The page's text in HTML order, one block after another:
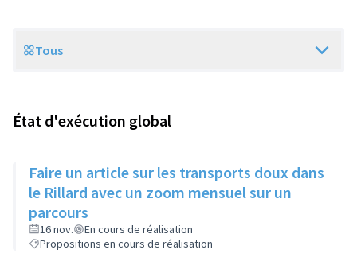
Scope
Tous
État d'exécution global
Faire un article sur les transports doux dans
le Rillard avec un zoom mensuel sur un
parcours
16 nov.
En cours de réalisation
Propositions en cours de réalisation